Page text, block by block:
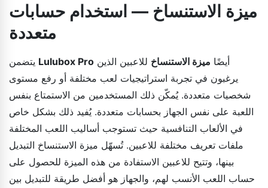
ميزة الاستنساخ — استخدام حسابات
متعددة
Lulubox Pro أيضًا ميزة الاستنساخ للاعبين الذين
يرغبون في تجربة استراتيجيات لعب مختلفة أو رفع مستوى
شخصيات متعددة. يُمكّن ذلك المستخدمين من الاستمتاع بنفس
اللعبة على نفس الجهاز بحسابات متعددة. يُفيد ذلك بشكل خاص
في الألعاب التنافسية حيث تستوجب أساليب اللعب المختلفة
ملفات تعريف مختلفة للاعبين. تُسهّل ميزة الاستنساخ التبديل
بينها، وتتيح للاعبين الاستفادة من هذه الميزة للحصول على
حساب اللعب الأنسب لهم، والجهاز هو أفضل طريقة للتبديل بين